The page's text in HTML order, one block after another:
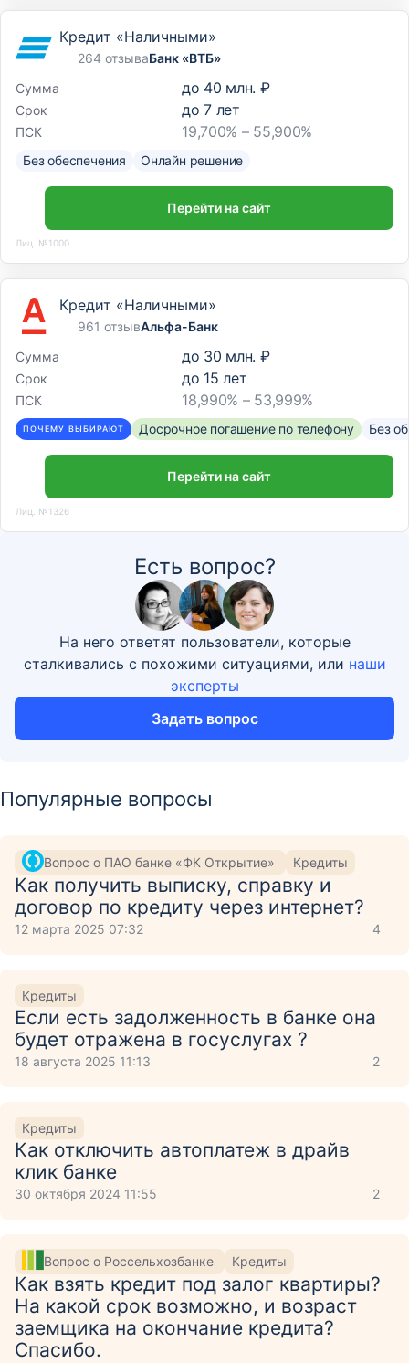
Кредит «Наличными»
264 отзываБанк «ВТБ»
Сумма
до 40 млн. ₽
Срок до7лет
ПСК 19,700% – 55,900%
Без обеспечения Онлайн решение
Перейти на сайт
Лиц. №1000
Кредит «Наличными»
961 отзывАльфа-Банк
Сумма
до 30 млн. ₽
Срок до 15 лет
ПСК 18,990% – 53,999%
ПОЧЕМУ ВЫБИРАЮТ Досрочное погашение по телефону Без
Перейти на сайт
Лиц. №1326
Есть вопрос?
На него ответят пользователи, которые
сталкивались с похожими ситуациями, или наши
эксперты
Задать вопрос
Популярные вопросы
Вопрос о ПАО банке «ФК Открытие» Кредиты
Как получить выписку, справку и
договор по кредиту через интернет?
12 марта 2025 07:32 4
Кредиты
Если есть задолженность в банке она
будет отражена в госуслугах ?
18 августа 2025 11:13 2
Кредиты
Как отключить автоплатеж в драйв
клик банке
30 октября 2024 11:55 2
Вопрос о Россельхозбанке Кредиты
Как взять кредит под залог квартиры?
На какой срок возможно, и возраст
заемщика на окончание кредита?
Спасибо.